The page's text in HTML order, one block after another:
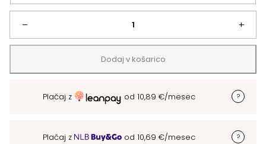
–
Vrtna
klubska
mizica
Comova,
+
Dodaj v košarico
Plačaj z od 10,89 €/mesec
Plačaj z od 10,69 €/mesec